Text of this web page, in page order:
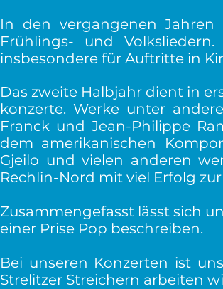
In den vergangenen
Frühlings- und
insbesondere für Auftritte in
Das zweite Halbjahr dient in
konzerte. Werke unter
Franck und Jean-Philippe
dem amerikanischen
Gjeilo und vielen anderen
Rechlin-Nord mit viel Erfolg
Zusammengefasst lässt sich
einer Prise Pop beschreiben.
Bei unseren Konzerten ist
Strelitzer Streichern arbeiten